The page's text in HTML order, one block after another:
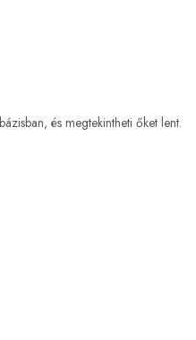
és megtekintheti őket lent.